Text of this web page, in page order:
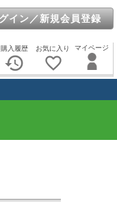
イン／新規会員登録
マイページ
お気に入り
favorite_border
購入履歴
history